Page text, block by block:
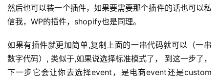
然后也可以装一个插件，如果要需要那个插件的话也可以私
信我，WP的插件，shopify也是同理。
如果有插件就更加简单,复制上面的一串代码就可以（一串
数字代码）, 类似于,如果说选择标准模式了， 到这一步了，
下一步它会让你去选择event，是电商event还是custom